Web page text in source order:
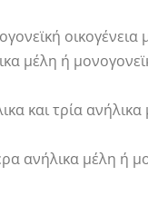
μέλη ή
και τρία
ανήλικα μέλη ή